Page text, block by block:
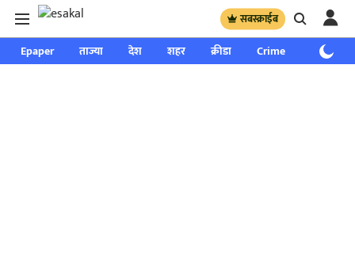
सबस्क्राईब
Epaper ताज्या देश शहर क्रीडा Crime साप्ताहिक